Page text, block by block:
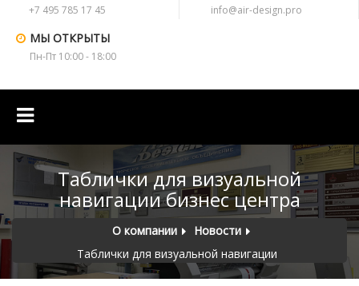
+7 495 785 17 45 info@air-design.pro
МЫ ОТКРЫТЫ
Пн-Пт 10:00 - 18:00
Таблички для визуальной
навигации бизнес центра
О компании
Новости
Таблички для визуальной навигации